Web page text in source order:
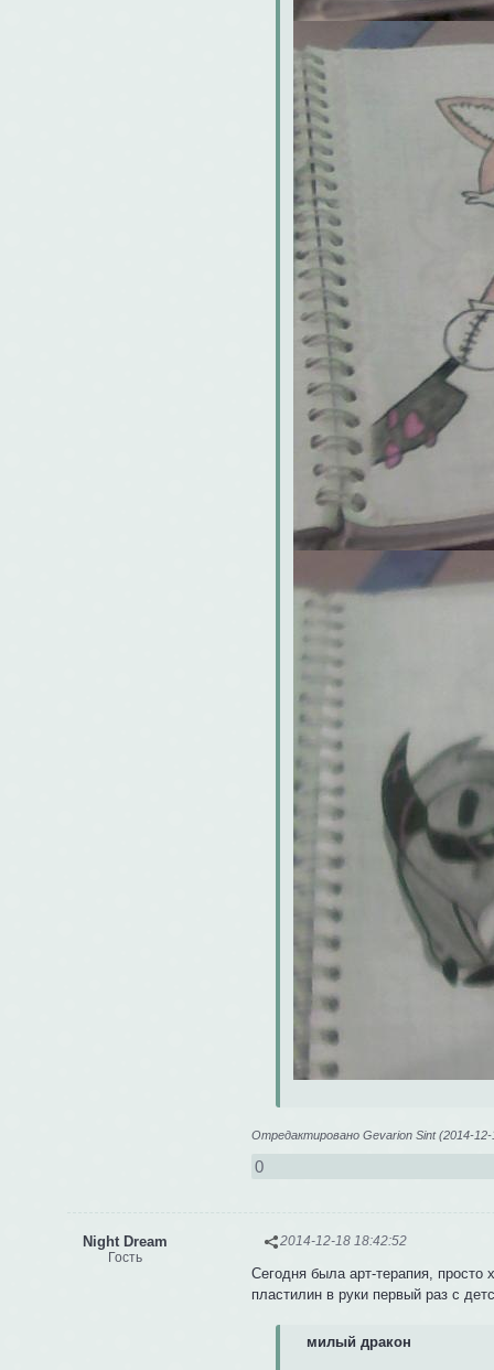
Отредактировано Gevarion Sint (2014-12-
0
2014-12-18 18:42:52
Night Dream
Гость
Сегодня была арт-терапия, просто
пластилин в руки первый раз с
милый дракон